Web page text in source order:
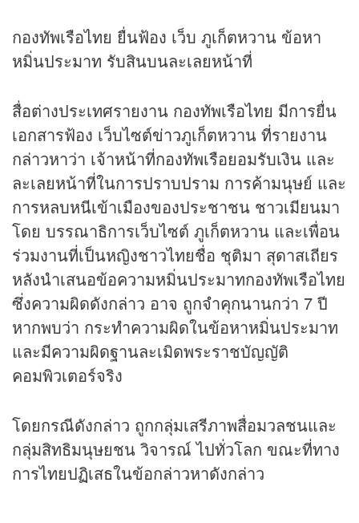
กองทัพเรือไทย ยื่นฟ้อง เว็บ ภูเก็ตหวาน ข้อหา
หมิ่นประมาท รับสินบนละเลยหน้าที่
สื่อต่างประเทศรายงาน กองทัพเรือไทย มีการยื่น
เอกสารฟ้อง เว็บไซต์ข่าวภูเก็ตหวาน ที่รายงาน
กล่าวหาว่า เจ้าหน้าที่กองทัพเรือยอมรับเงิน และ
ละเลยหน้าที่ในการปราบปราม การค้ามนุษย์ และ
การหลบหนีเข้าเมืองของประชาชน ชาวเมียนมา
โดย บรรณาธิการเว็บไซต์ ภูเก็ตหวาน และเพื่อน
ร่วมงานที่เป็นหญิงชาวไทยชื่อ ชุติมา สุดาสเถียร
หลังนำเสนอข้อความหมิ่นประมาทกองทัพเรือไทย
ซึ่งความผิดดังกล่าว อาจ ถูกจำคุกนานกว่า 7 ปี
หากพบว่า กระทำความผิดในข้อหาหมิ่นประมาท
และมีความผิดฐานละเมิดพระราชบัญญัติ
คอมพิวเตอร์จริง
โดยกรณีดังกล่าว ถูกกลุ่มเสรีภาพสื่อมวลชนและ
กลุ่มสิทธิมนุษยชน วิจารณ์ ไปทั่วโลก ขณะที่ทาง
การไทยปฏิเสธในข้อกล่าวหาดังกล่าว